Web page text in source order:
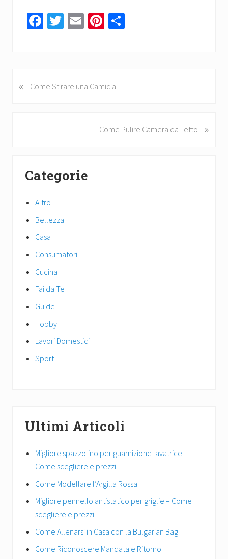
Fa
ok
T
E
Pi
t
P
« Come Stirare una Camicia
Come Pulire Camera da Letto »
Sidebar
Categorie
Altro
Bellezza
Casa
Consumatori
Cucina
Fai da Te
Guide
Hobby
Lavori Domestici
Sport
Ultimi Articoli
Migliore spazzolino per guarnizione lavatrice –
Come scegliere e prezzi
Come Modellare l’Argilla Rossa
Migliore pennello antistatico per griglie – Come
scegliere e prezzi
Come Allenarsi in Casa con la Bulgarian Bag
Come Riconoscere Mandata e Ritorno